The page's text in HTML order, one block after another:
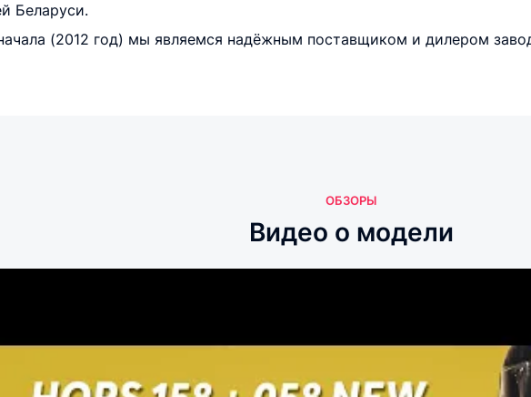
Беларуси.
(2012 год) мы являемся надёжным поставщиком и дилером
ОБЗОРЫ
Видео о модели